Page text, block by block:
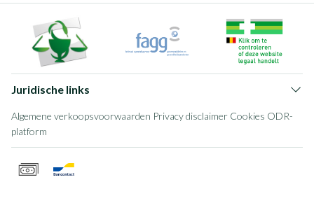
Juridische links
Algemene verkoopsvoorwaarden Privacy disclaimer Cookies ODR-
platform